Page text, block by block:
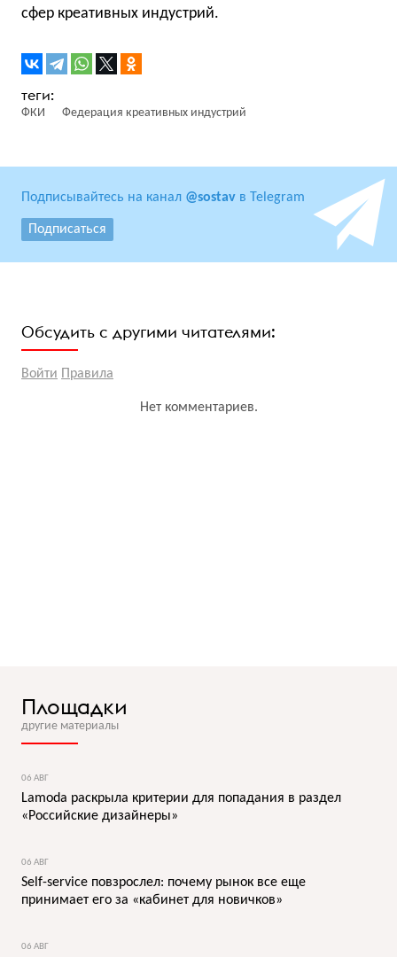
сфер креативных индустрий.
ФКИ Федерация креативных индустрий
Подписывайтесь на канал @sostav в Telegram
Подписаться
Обсудить с другими читателями:
Войти Правила
Нет комментариев.
Площадки
другие материалы
06 АВГ
Lamoda раскрыла критерии для попадания в раздел
«Российские дизайнеры»
06 АВГ
Self-service повзрослел: почему рынок все еще
принимает его за «кабинет для новичков»
06 АВГ